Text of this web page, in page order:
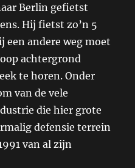
Berlin gefietst
Hij fietst zo’n 5
andere weg moet
achtergrond
te horen. Onder
van de vele
die hier grote
defensie terrein
van al zijn